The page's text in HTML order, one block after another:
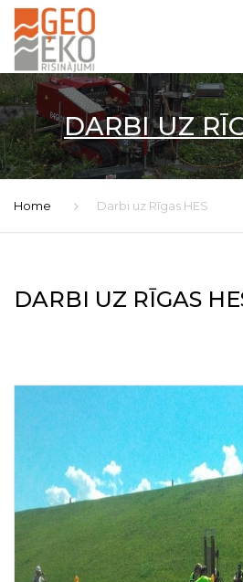
DARBI UZ
Home Darbi uz Rīgas HES
DARBI UZ RĪGAS